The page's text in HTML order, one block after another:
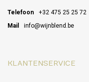
Telefoon
+32 475 25 25 72
Mail
info@wijnblend.be
KLANTENSERVICE